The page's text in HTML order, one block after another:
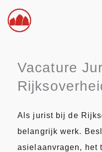
naar
Vacature
Als jurist bij de
belangrijk werk.
asielaanvragen, het